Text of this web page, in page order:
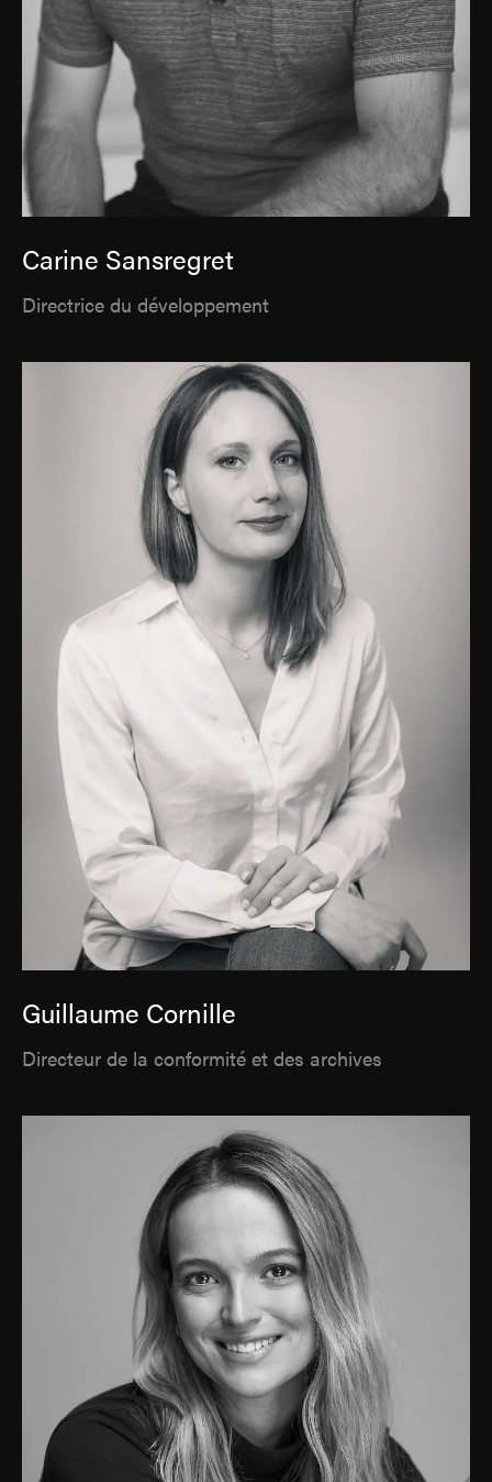
Carine Sansregret
Directrice du développement
Guillaume Cornille
Directeur de la conformité et des archives